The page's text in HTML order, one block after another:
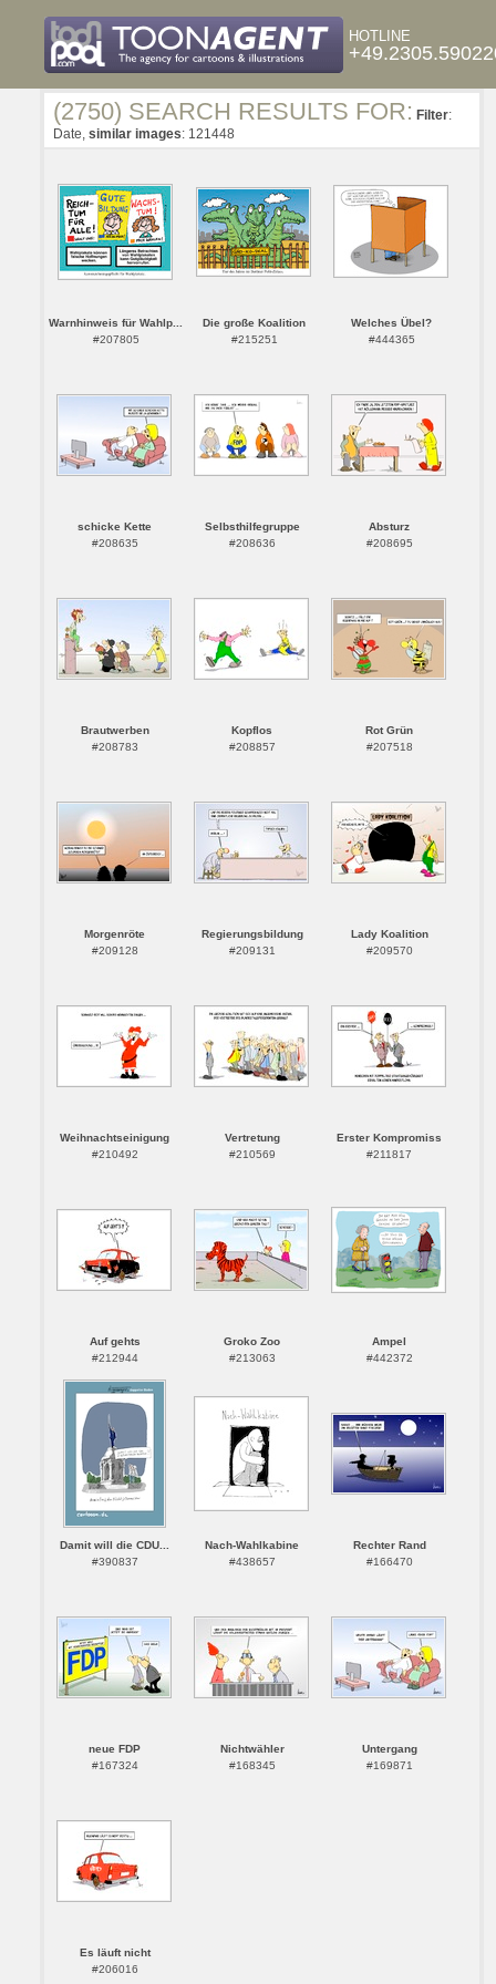
HOTLINE
(2750) SEARCH RESULTS FOR: Filter:
Date, similar images: 121448
Warnhinweis für Wahlp...
#207805
Die große Koalition
#215251
Welches Übel?
#444365
schicke Kette
#208635
Selbsthilfegruppe
#208636
Absturz
#208695
Brautwerben
#208783
Kopflos
#208857
Rot Grün
#207518
Morgenröte
#209128
Regierungsbildung
#209131
Lady Koalition
#209570
Weihnachtseinigung
#210492
Vertretung
#210569
Erster Kompromiss
#211817
Auf gehts
#212944
Groko Zoo
#213063
Ampel
#442372
Damit will die CDU...
#390837
Nach-Wahlkabine
#438657
Rechter Rand
#166470
neue FDP
#167324
Nichtwähler
#168345
Untergang
#169871
Es läuft nicht
#206016